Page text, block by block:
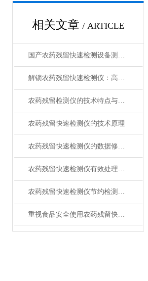
相关文章 / ARTICLE
国产农药残留快速检测设备测评：技术革新市场格局分析
解锁农药残留快速检测仪：高灵敏度，精准捕捉微量残留
农药残留检测仪的技术特点与使用
农药残留快速检测仪的技术原理
农药残留快速检测仪的数据修改方法
农药残留快速检测仪有效处理农药残留超标问题
农药残留快速检测仪节约检测时间
重视食品安全使用农药残留快速检测仪